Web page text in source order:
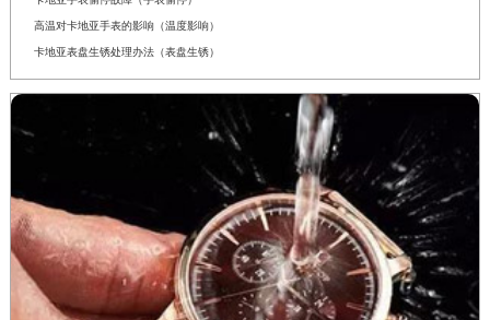
高温对卡地亚手表的影响（温度影响）
卡地亚表盘生锈处理办法（表盘生锈）